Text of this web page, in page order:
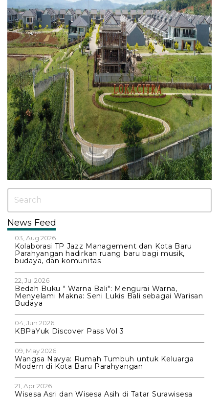
News Feed
03, Aug 2026
Kolaborasi TP Jazz Management dan Kota Baru
Parahyangan hadirkan ruang baru bagi musik,
budaya, dan komunitas
22, Jul 2026
Bedah Buku " Warna Bali": Mengurai Warna,
Menyelami Makna: Seni Lukis Bali sebagai Warisan
Budaya
04, Jun 2026
KBPaYuk Discover Pass Vol 3
09, May 2026
Wangsa Navya: Rumah Tumbuh untuk Keluarga
Modern di Kota Baru Parahyangan
21, Apr 2026
Wisesa Asri dan Wisesa Asih di Tatar Surawisesa